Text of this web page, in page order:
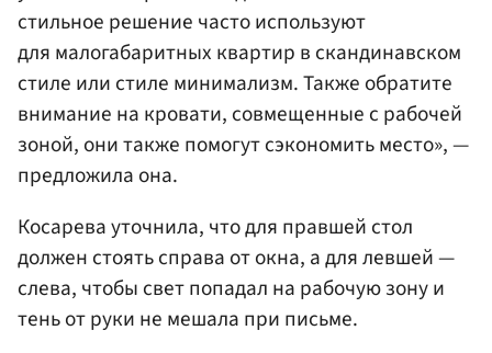
стильное решение часто используют
для малогабаритных квартир в скандинавском
стиле или стиле минимализм. Также обратите
внимание на кровати, совмещенные с рабочей
зоной, они также помогут сэкономить место», —
предложила она.
Косарева уточнила, что для правшей стол
должен стоять справа от окна, а для левшей —
слева, чтобы свет попадал на рабочую зону и
тень от руки не мешала при письме.